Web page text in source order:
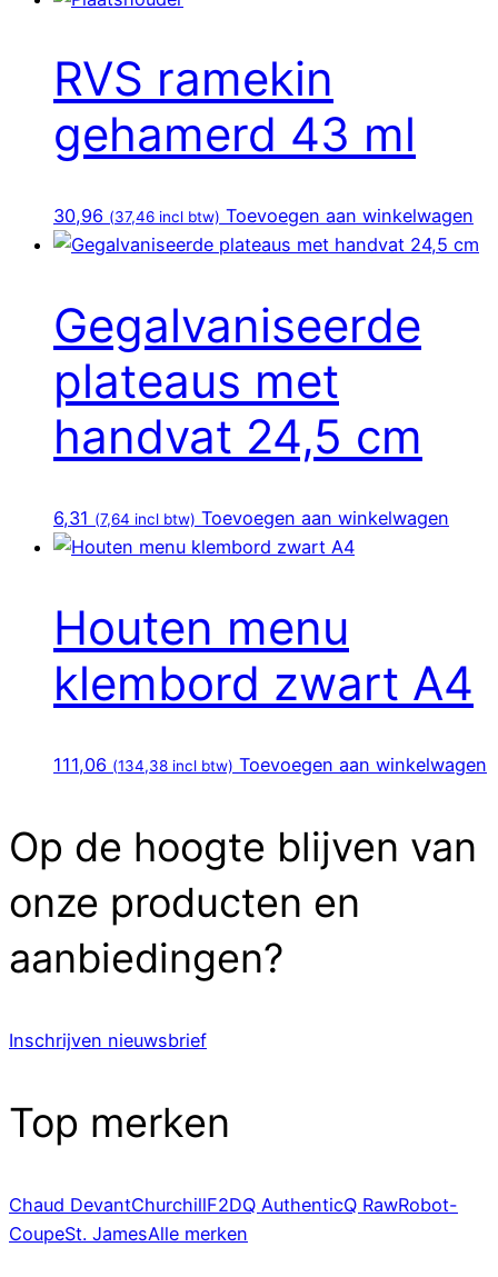
RVS ramekin
gehamerd 43 ml
30,96 (37,46 incl btw) Toevoegen aan winkelwagen
Gegalvaniseerde
plateaus met
handvat 24,5 cm
6,31 (7,64 incl btw) Toevoegen aan winkelwagen
Houten menu
klembord zwart A4
111,06 (134,38 incl btw) Toevoegen aan winkelwagen
Op de hoogte blijven van
onze producten en
aanbiedingen?
Inschrijven nieuwsbrief
Top merken
Chaud DevantChurchillF2DQ AuthenticQ RawRobot-
CoupeSt. JamesAlle merken